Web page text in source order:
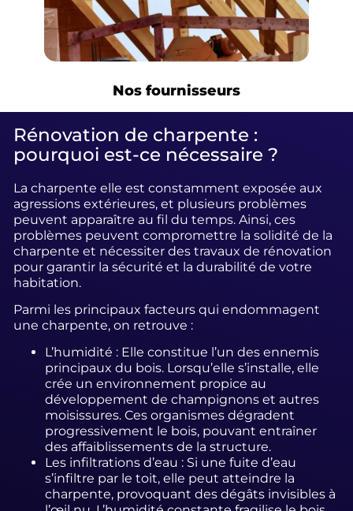
Nos fournisseurs
Rénovation de charpente :
pourquoi est-ce nécessaire ?
La charpente elle est constamment exposée aux
agressions extérieures, et plusieurs problèmes
peuvent apparaître au fil du temps. Ainsi, ces
problèmes peuvent compromettre la solidité de la
charpente et nécessiter des travaux de rénovation
pour garantir la sécurité et la durabilité de votre
habitation.
Parmi les principaux facteurs qui endommagent
une charpente, on retrouve :
L’humidité : Elle constitue l’un des ennemis
principaux du bois. Lorsqu’elle s’installe, elle
crée un environnement propice au
développement de champignons et autres
moisissures. Ces organismes dégradent
progressivement le bois, pouvant entraîner
des affaiblissements de la structure.
Les infiltrations d’eau : Si une fuite d’eau
s’infiltre par le toit, elle peut atteindre la
charpente, provoquant des dégâts invisibles à